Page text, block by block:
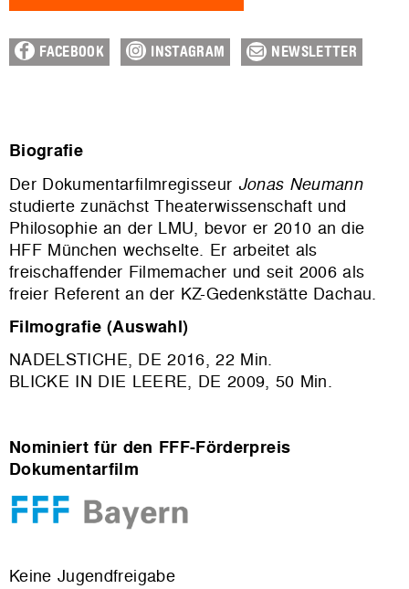
FACEBOOK INSTAGRAM NEWSLETTER
Biografie
Der Dokumentarfilmregisseur Jonas Neumann
studierte zunächst Theaterwissenschaft und
Philosophie an der LMU, bevor er 2010 an die
HFF München wechselte. Er arbeitet als
freischaffender Filmemacher und seit 2006 als
freier Referent an der KZ-Gedenkstätte Dachau.
Filmografie (Auswahl)
NADELSTICHE, DE 2016, 22 Min.
BLICKE IN DIE LEERE, DE 2009, 50 Min.
Nominiert für den FFF-Förderpreis
Dokumentarfilm
Keine Jugendfreigabe